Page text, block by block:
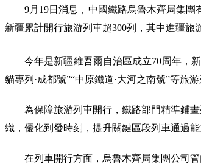
9月19日消息，中國鐵路烏魯木齊局集團
新疆累計開行旅游列車超300列，其中進疆旅
今年是新疆維吾爾自治區成立70周年，
貓專列·成都號”“中原鐵道·大河之南號”等旅
為保障旅游列車開行，鐵路部門精準鋪
織，優化到發時刻，提升關鍵區段列車通過
在列車開行方面，烏魯木齊局集團公司